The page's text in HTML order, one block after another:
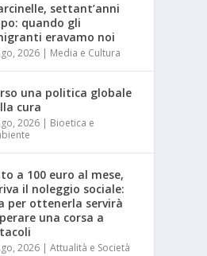
settant’anni
quando gli
eravamo noi
2026 | Media e Cultura
una politica globale
cura
2026 | Bioetica e
a 100 euro al mese,
il noleggio sociale:
per ottenerla servirà
una corsa a
2026 |Attualità e Società